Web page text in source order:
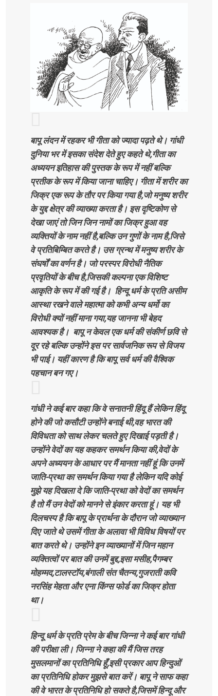
बापू लंदन में रहकर भी गीता को ज्यादा पढ़ते थे। गांधी
दुनिया भर में इसका संदेश देते हुए कहते थे,गीता का
अध्ययन इतिहास की पुस्तक के रूप में नहीं बल्कि
प्रतीक के रूप में किया जाना चाहिए। गीता में शरीर का
जिक्र एक रूप के तौर पर किया गया है,जो मनुष्य शरीर
के युद्द क्षेत्र की व्याख्या करता है। इस दृष्टिकोण से
देखा जाएं तो जिन जिन नामों का जिक्र हुआ वह
व्यक्तियों के नाम नहीं है,बल्कि उन गुणों के नाम है,जिसे
वे प्रतिबिम्बित करते है। उस ग्रन्थ में मनुष्य शरीर के
संघर्षों का वर्णन है। जो परस्पर विरोधी नैतिक
प्रवृतियों के बीच है,जिसकी कल्पना एक विशिष्ट
आकृति के रूप में की गई है। हिन्दू धर्म के प्रति असीम
आस्था रखने वाले महात्मा को कभी अन्य धर्मो का
विरोधी क्यों नहीं माना गया,यह जानना भी बेहद
आवश्यक है। बापू न केवल एक धर्म की संकीर्ण छवि से
दूर रहे बल्कि उन्होंने इस पर सार्वजनिक रूप से विजय
भी पाई। यहीं कारण है कि बापू सर्व धर्म की वैश्विक
पहचान बन गए।
गांधी ने कई बार कहा कि वे सनातनी हिंदू हैं लेकिन हिंदू
होने की जो कसौटी उन्होंने बनाई थी,वह भारत की
विविधता को साथ लेकर चलते हुए दिखाई पड़ती है।
उन्होंने वेदों का यह कहकर समर्थन किया की,वेदों के
अपने अध्ययन के आधार पर मैं मानता नहीं हूं कि उनमें
जाति-प्रथा का समर्थन किया गया है लेकिन यदि कोई
मुझे यह दिखला दे कि जाति-प्रथा को वेदों का समर्थन
है तो मैं उन वेदों को मानने से इंकार करता हूं। यह भी
दिलचस्प है कि बापू के प्रार्थना के दौरान जो व्याख्यान
दिए जाते थे उसमें गीता के अलावा भी विविध विषयों पर
बात करते थे। उन्होंने इन व्याख्यानों में जिन महान
व्यक्तित्वों पर बात की उनमें बुद्द,इसा मसीह,पैगम्बर
मोहम्मद,टालस्टॉय,बंगाली संत चैतन्य,गुजराती कवि
नरसिंह मेहता और एना किंग्स फोर्ड का जिक्र होता
था।
हिन्दू धर्म के प्रति प्रेम के बीच जिन्ना ने कई बार गांधी
की परीक्षा ली। जिन्ना ने कहा की मैं जिस तरह
मुसलमानों का प्रतिनिधि हूँ,इसी प्रकार आप हिन्दुओं
का प्रतिनिधि होकर मुझसे बात करें। बापू ने साफ कहा
की वे भारत के प्रतिनिधि हो सकते है,जिसमें हिन्दू और